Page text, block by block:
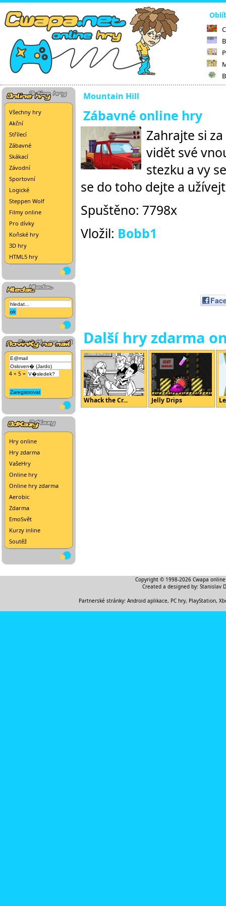
Všechny hry
Akční
Střílecí
Zábavné
Skákací
Závodní
Sportovní
Logické
Steppen Wolf
Filmy online
Pro dívky
Koňské hry
3D hry
HTML5 hry
4 + 5 =
Hry online
Hry zdarma
VašeHry
Online hry
Online hry zdarma
Aerobic
Zdarma
EmoSvět
Kurzy inline
Soutěž
Mountain Hill
Zábavné online hry
Zahrajte si
vidět své
stezku a vy
se do toho dejte a
Spuštěno: 7798x
Vložil: Bobb1
Další hry zdarma
Whack the Cr... Jelly Drips
Copyright © 1998-2026 Cwapa
Created a designed by: Stanislav
Partnerské stránky: Android aplikace, PC hry, PlayStation,